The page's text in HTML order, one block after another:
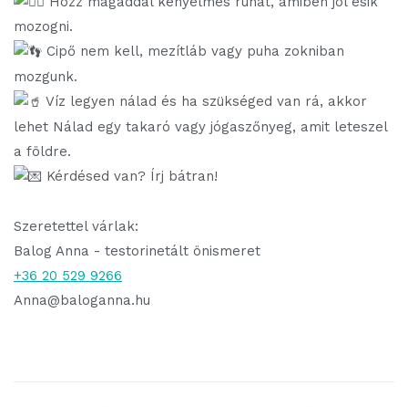
mozogni.
Cipő nem kell, mezítláb vagy puha zokniban
mozgunk.
Víz legyen nálad és ha szükséged van rá, akkor
lehet Nálad egy takaró vagy jógaszőnyeg, amit leteszel
a földre.
Kérdésed van? Írj bátran!
Szeretettel várlak:
Balog Anna - testorinetált önismeret
+36 20 529 9266
Anna@baloganna.hu